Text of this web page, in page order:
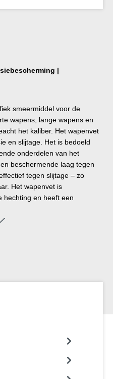
|
smeermiddel voor de
wapens, lange wapens en
het kaliber. Het wapenvet
en slijtage. Het is bedoeld
onderdelen van het
beschermende laag tegen
tegen slijtage – zo
Het wapenvet is
hechting en heeft een